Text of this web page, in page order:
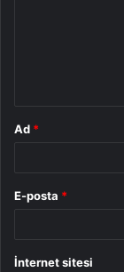
Ad *
E-posta *
İnternet sitesi